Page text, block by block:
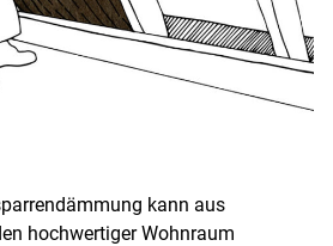
kann aus
hochwertiger Wohnraum